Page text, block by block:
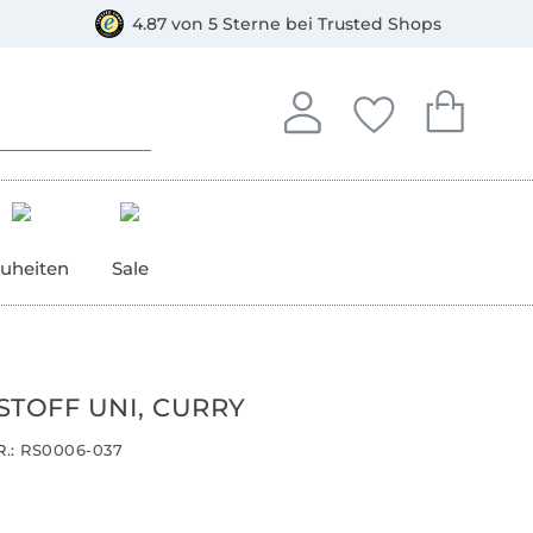
4.87 von 5 Sterne bei Trusted Shops
Anmelden
In deinem Konto
Deine
Du hast keine
Dein
Du hast
Sale
UNI, CURRY
RS0006-037